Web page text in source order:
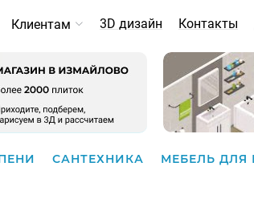
Клиентам 3D дизайн Контакты
САНТЕХНИКА МЕБЕЛЬ ДЛЯ